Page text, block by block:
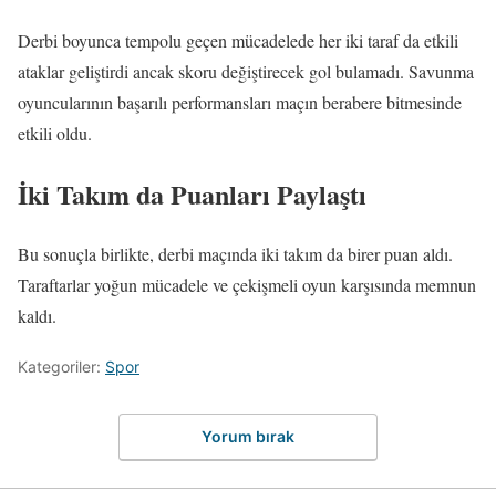
Derbi boyunca tempolu geçen mücadelede her iki taraf da etkili
ataklar geliştirdi ancak skoru değiştirecek gol bulamadı. Savunma
oyuncularının başarılı performansları maçın berabere bitmesinde
etkili oldu.
İki Takım da Puanları Paylaştı
Bu sonuçla birlikte, derbi maçında iki takım da birer puan aldı.
Taraftarlar yoğun mücadele ve çekişmeli oyun karşısında memnun
kaldı.
Kategoriler: Spor
Yorum bırak